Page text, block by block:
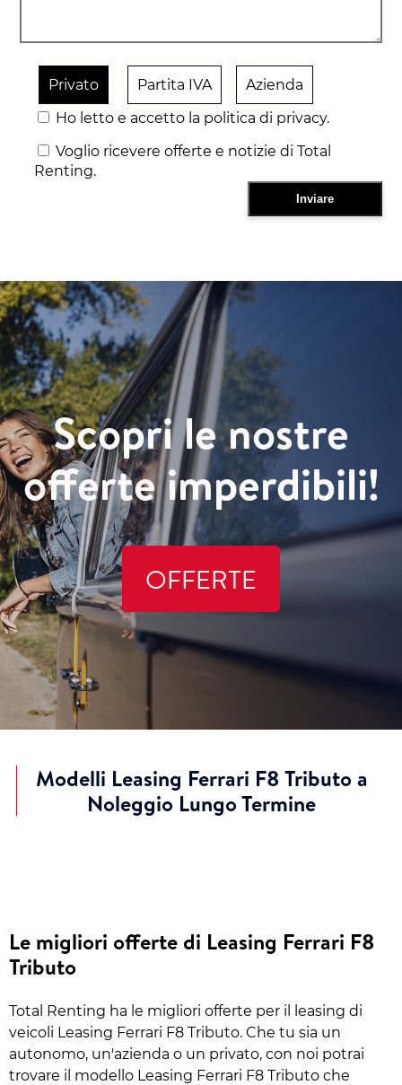
Privato Partita IVA
Azienda
Ho letto e accetto la politica di privacy.
Voglio ricevere offerte e notizie di Total
Renting.
Scopri le nostre
offerte imperdibili!
OFFERTE
Modelli Leasing Ferrari F8 Tributo a
Noleggio Lungo Termine
Le migliori offerte di Leasing Ferrari F8
Tributo
Total Renting ha le migliori offerte per il leasing di
veicoli Leasing Ferrari F8 Tributo. Che tu sia un
autonomo, un'azienda o un privato, con noi potrai
trovare il modello Leasing Ferrari F8 Tributo che